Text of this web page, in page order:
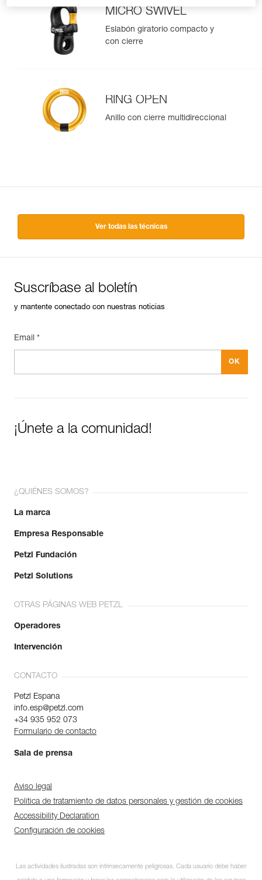
MICRO SWIVEL
Eslabón giratorio compacto y
con cierre
RING OPEN
Anillo con cierre multidireccional
Ver todas las técnicas
Suscríbase al boletín
y mantente conectado con nuestras noticias
Email *
¡Únete a la comunidad!
¿QUIÉNES SOMOS?
La marca
Empresa Responsable
Petzl Fundación
Petzl Solutions
OTRAS PÁGINAS WEB PETZL
Operadores
Intervención
CONTACTO
Petzl Espana
info.esp@petzl.com
+34 935 952 073
Formulario de contacto
Sala de prensa
Aviso legal
Política de tratamiento de datos personales y gestión de cookies
Accessibility Declaration
Configuración de cookies
Las actividades ilustradas son intrínsecamente peligrosas. Cada usuario debe haber